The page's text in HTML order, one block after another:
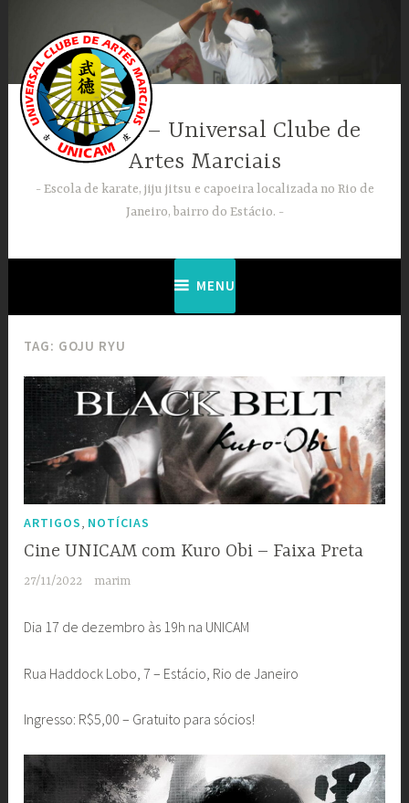
conteúdo
UNICAM – Universal Clube de
Artes Marciais
Escola de karate, jiju jitsu e capoeira localizada no Rio de
Janeiro, bairro do Estácio.
MENU
TAG: GOJU RYU
ARTIGOS NOTÍCIAS
Cine UNICAM com Kuro Obi – Faixa Preta
27/11/2022 marim
Dia 17 de dezembro às 19h na UNICAM
Rua Haddock Lobo, 7 – Estácio, Rio de Janeiro
Ingresso: R$5,00 – Gratuito para sócios!